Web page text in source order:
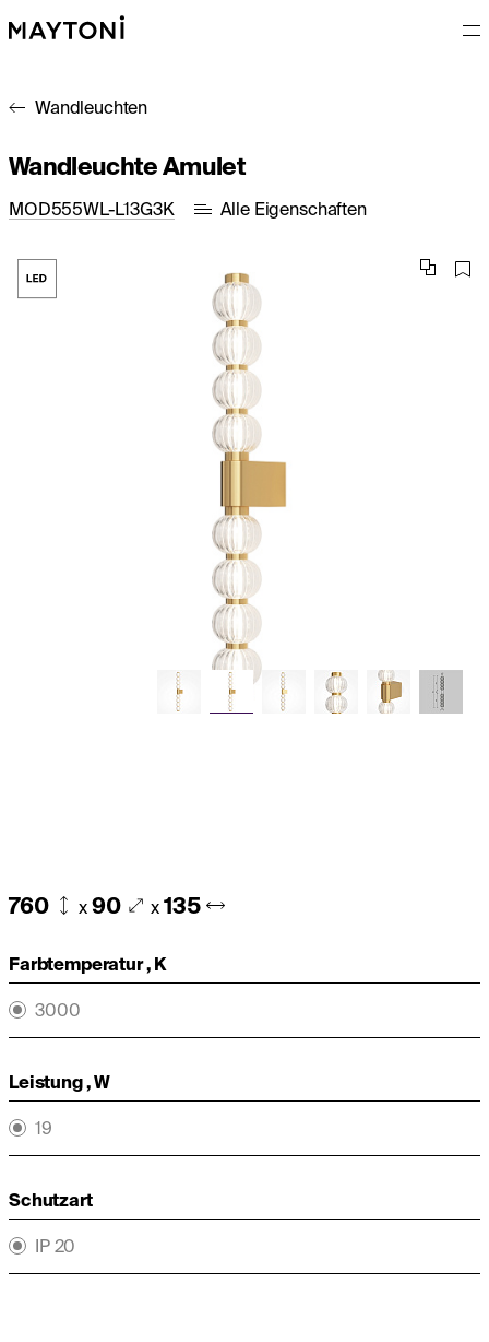
Wandleuchten
Wandleuchte Amulet
MOD555WL-L13G3K Alle Eigenschaften
760 x 90 x 135
Farbtemperatur , K
3000
Leistung , W
19
Schutzart
IP 20